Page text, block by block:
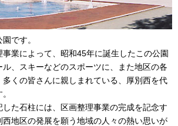
です。
業によって、昭和45年に誕生したこの公園
、スキーなどのスポーツに、また地区の各
くの皆さんに親しまれている、厚別西を代
した石柱には、区画整理事業の完成を記念す
地区の発展を願う地域の人々の熱い思いが